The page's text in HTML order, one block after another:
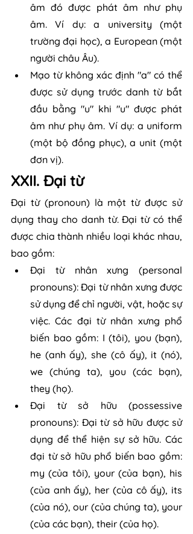
âm đó được phát âm như phụ
âm. Ví dụ: a university (một
trường đại học), a European (một
người châu Âu).
Mạo từ không xác định "a" có thể
được sử dụng trước danh từ bắt
đầu bằng "u" khi "u" được phát
âm như phụ âm. Ví dụ: a uniform
(một bộ đồng phục), a unit (một
đơn vị).
XXII. Đại từ
Đại từ (pronoun) là một từ được sử
dụng thay cho danh từ. Đại từ có thể
được chia thành nhiều loại khác nhau,
bao gồm:
Đại từ nhân xưng (personal
pronouns): Đại từ nhân xưng được
sử dụng để chỉ người, vật, hoặc sự
việc. Các đại từ nhân xưng phổ
biến bao gồm: I (tôi), you (bạn),
he (anh ấy), she (cô ấy), it (nó),
we (chúng ta), you (các bạn),
they (họ).
Đại từ sở hữu (possessive
pronouns): Đại từ sở hữu được sử
dụng để thể hiện sự sở hữu. Các
đại từ sở hữu phổ biến bao gồm:
my (của tôi), your (của bạn), his
(của anh ấy), her (của cô ấy), its
(của nó), our (của chúng ta), your
(của các bạn), their (của họ).